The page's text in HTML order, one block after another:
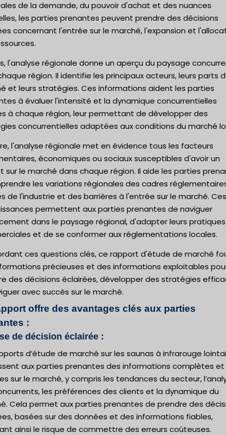
de la demande, du pouvoir d'achat et des nuances
les parties prenantes peuvent prendre des décisions
concernant l'entrée sur le marché, l'expansion et
l'analyse régionale donne un aperçu du paysage
région. Il identifie les principaux acteurs, leurs parts
et leurs stratégies. Ces informations aident les parties
à évaluer l'intensité et la dynamique concurrentielles
à chaque région, leur permettant de développer des
concurrentielles adaptées aux conditions du marché
l'analyse régionale met en évidence tous les facteurs
économiques ou sociaux susceptibles d'avoir un
sur le marché dans chaque région. Il aide les parties
les variations régionales des cadres
de l'industrie et des barrières à l'entrée sur le marché. Ces
permettent aux parties prenantes de naviguer
dans le paysage régional, d'adapter leurs pratiques
et de se conformer aux réglementations locales.
ces questions clés, ce rapport d'étude de marché
précieuses et des informations exploitables
des décisions éclairées, développer des stratégies
avec succès sur le marché.
offre des avantages clés aux parties
:
de décision éclairée :
d’étude de marché sur les saunas à infrarouge
aux parties prenantes des informations complètes et
sur le marché, y compris les tendances du secteur,
les préférences des clients et la dynamique du
Cela permet aux parties prenantes de prendre des
basées sur des données et des informations fiables,
ainsi le risque de commettre des erreurs coûteuses.